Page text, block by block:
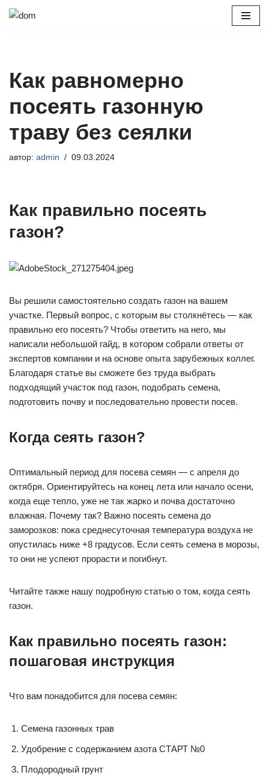
Как равномерно
посеять газонную
траву без сеялки
автор: admin 09.03.2024
Как правильно посеять
газон?
Вы решили самостоятельно создать газон на вашем
участке. Первый вопрос, с которым вы столкнётесь — как
правильно его посеять? Чтобы ответить на него, мы
написали небольшой гайд, в котором собрали ответы от
экспертов компании и на основе опыта зарубежных коллег.
Благодаря статье вы сможете без труда выбрать
подходящий участок под газон, подобрать семена,
подготовить почву и последовательно провести посев.
Когда сеять газон?
Оптимальный период для посева семян — с апреля до
октября. Ориентируйтесь на конец лета или начало осени,
когда еще тепло, уже не так жарко и почва достаточно
влажная. Почему так? Важно посеять семена до
заморозков: пока среднесуточная температура воздуха не
опустилась ниже +8 градусов. Если сеять семена в морозы,
то они не успеют прорасти и погибнут.
Читайте также нашу подробную статью о том, когда сеять
газон.
Как правильно посеять газон:
пошаговая инструкция
Что вам понадобится для посева семян:
Семена газонных трав
Удобрение с содержанием азота СТАРТ №0
Плодородный грунт